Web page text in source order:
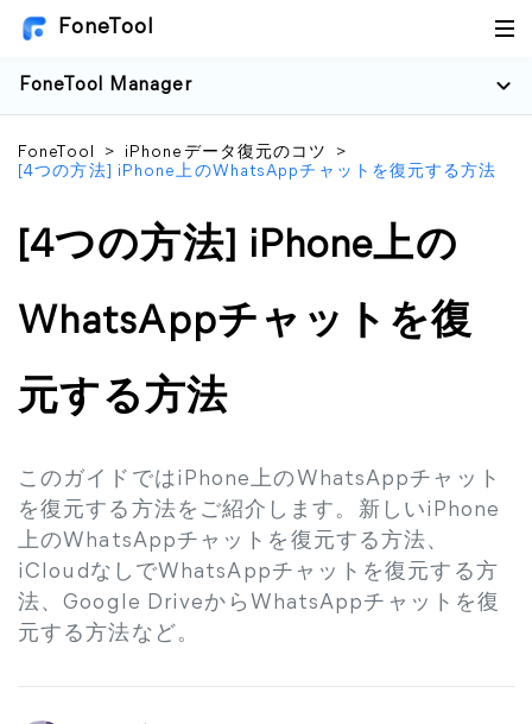
FoneTool
FoneTool Manager
FoneTool > iPhoneデータ復元のコツ
>
[4つの方法] iPhone上のWhatsAppチャットを復元する方法
[4つの方法] iPhone上の
WhatsAppチャットを復
元する方法
このガイドではiPhone上のWhatsAppチャット
を復元する方法をご紹介します。新しいiPhone
上のWhatsAppチャットを復元する方法、
iCloudなしでWhatsAppチャットを復元する方
法、Google DriveからWhatsAppチャットを復
元する方法など。